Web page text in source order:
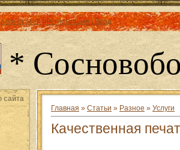
статей|Регистрация |Вход
*
сайта
Главная » Статьи » Разное » Услуги
Качественная